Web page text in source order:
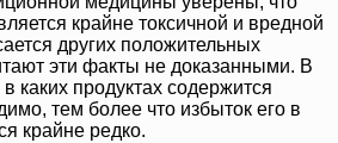
крайне токсичной и вредной
других положительных
эти факты не доказанными. В
каких продуктах содержится
тем более что избыток его в
крайне редко.